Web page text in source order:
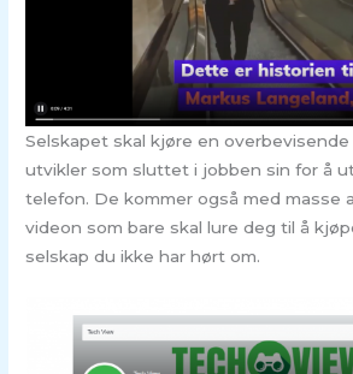
Selskapet skal kjøre en
utvikler som sluttet i jobben sin for å
telefon. De kommer også med masse
videon som bare skal lure deg til å
selskap du ikke har hørt om.